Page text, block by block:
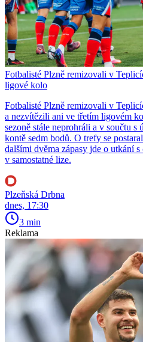
Fotbalisté Plzně remizovali v
ligové kolo
Fotbalisté Plzně remizovali v
a nezvítězili ani ve třetím ligovém
sezoně stále neprohráli a v součtu
kontě sedm bodů. O trefy se
dalšími dvěma zápasy jde o utkání
v samostatné lize.
Plzeňská Drbna
dnes, 17:30
3 min
Reklama